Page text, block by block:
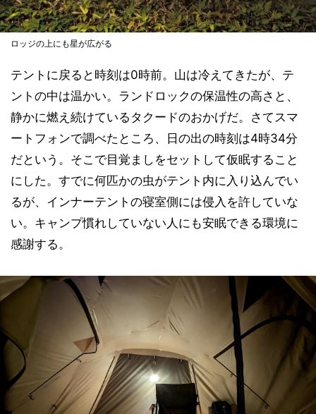
ロッジの上にも星が広がる
テントに戻ると時刻は0時前。山は冷えてきたが、テ
ントの中は温かい。ランドロックの保温性の高さと、
静かに燃え続けているタクードのおかげだ。さてスマ
ートフォンで調べたところ、日の出の時刻は4時34分
だという。そこで目覚ましをセットして仮眠すること
にした。すでに何匹かの虫がテント内に入り込んでい
るが、インナーテントの寝室側には侵入を許していな
い。キャンプ慣れしていない人にも安眠できる環境に
感謝する。